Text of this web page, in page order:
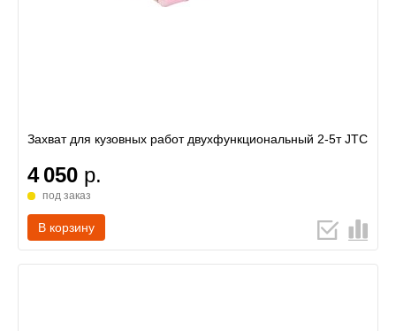
Захват для кузовных работ двухфункциональный 2-5т JTC
4 050 р.
под заказ
В корзину